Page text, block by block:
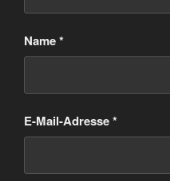
Name*
E-Mail-Adresse*